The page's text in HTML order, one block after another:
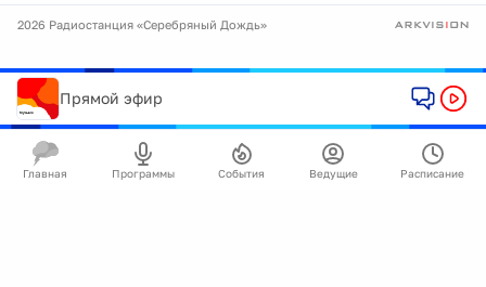
2026 Радиостанция «Серебряный Дождь»
Прямой эфир
Главная Программы События Ведущие Расписание